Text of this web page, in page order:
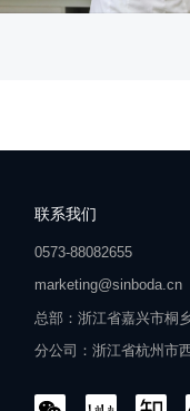
联系我们
0573-88082655
marketing@sinboda.cn
总部：浙江省嘉兴市桐
分公司：浙江省杭州市